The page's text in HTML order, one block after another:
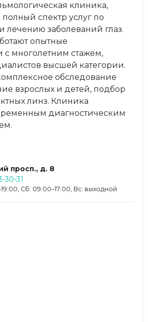
клиника,
спектр услуг по
лечению заболеваний глаз.
опытные
с многолетним стажем,
высшей категории.
обследование
взрослых и детей, подбор
линз. Клиника
диагностическим
просп., д. 8
30-31
Сб: 09:00–17:00, Вс: выходной